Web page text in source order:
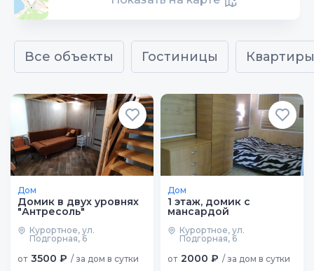
Все объекты Гостиницы Квартиры
Дом
Домик в двух уровнях
"Антресоль"
Курортное, ул.
Подгорная, 6
от 3500 ₽ / за дом в сутки
Дом
1 этаж, домик с
мансардой
Курортное, ул.
Подгорная, 6
от 2000 ₽ / за дом в сутки